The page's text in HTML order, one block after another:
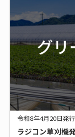
令和8年4月20日発
ラジコン草刈機